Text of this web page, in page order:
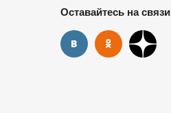
Оставайтесь на связи